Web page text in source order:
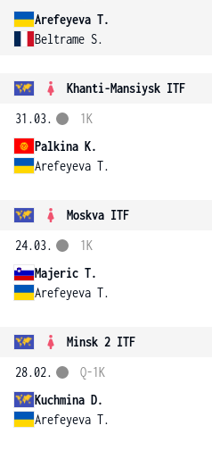
Arefeyeva T.
Beltrame S.
Khanti-Mansiysk ITF
31.03.
Palkina K.
Arefeyeva T.
1K
Moskva ITF
24.03.
Majeric T.
Arefeyeva T.
1K
Minsk 2 ITF
28.02.
Kuchmina D.
Arefeyeva T.
Q-1K